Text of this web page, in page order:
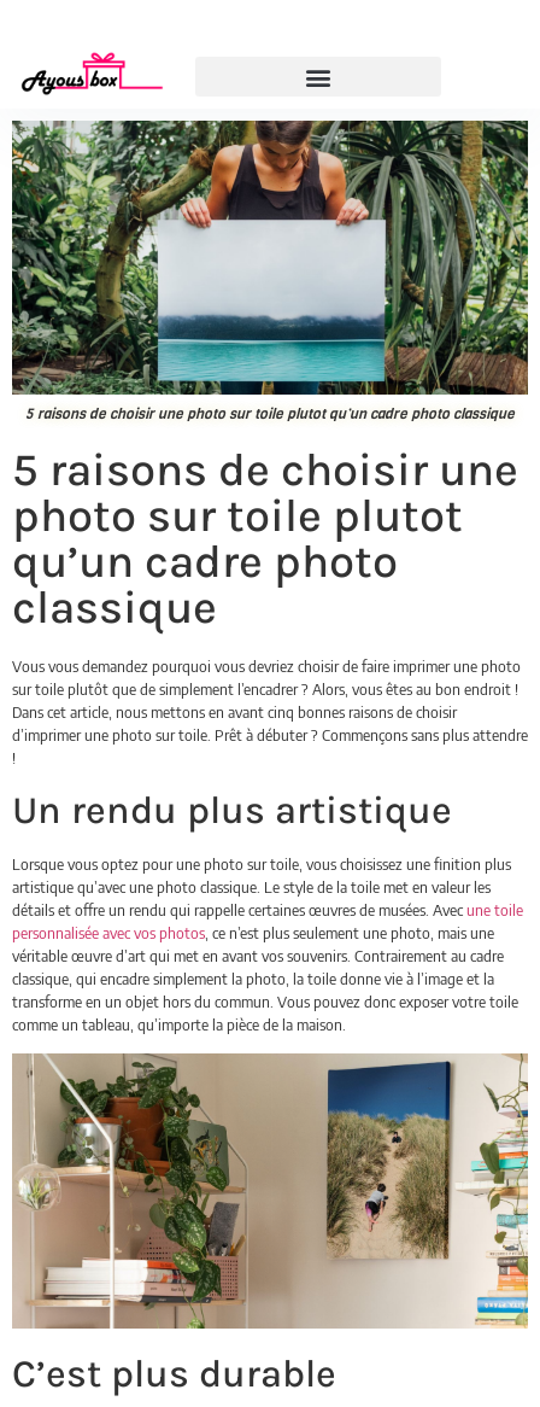
5 raisons de choisir une photo sur toile plutot qu’un cadre photo classique
5 raisons de choisir une
photo sur toile plutot
qu’un cadre photo
classique
Vous vous demandez pourquoi vous devriez choisir de faire imprimer une photo
sur toile plutôt que de simplement l’encadrer ? Alors, vous êtes au bon endroit !
Dans cet article, nous mettons en avant cinq bonnes raisons de choisir
d’imprimer une photo sur toile. Prêt à débuter ? Commençons sans plus attendre
!
Un rendu plus artistique
Lorsque vous optez pour une photo sur toile, vous choisissez une finition plus
artistique qu’avec une photo classique. Le style de la toile met en valeur les
détails et offre un rendu qui rappelle certaines œuvres de musées. Avecune toile
personnalisée avec vos photos , ce n’est plus seulement une photo, mais une
véritable œuvre d’art qui met en avant vos souvenirs. Contrairement au cadre
classique, qui encadre simplement la photo, la toile donne vie à l’image et la
transforme en un objet hors du commun. Vous pouvez donc exposer votre toile
comme un tableau, qu’importe la pièce de la maison.
C’est plus durable